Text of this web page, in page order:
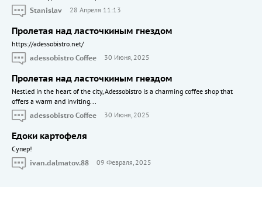
Stanislav
28 Апреля 11:13
Пролетая над ласточкиным гнездом
https://adessobistro.net/
adessobistro Coffee
30 Июня, 2025
Пролетая над ласточкиным гнездом
Nestled in the heart of the city, Adessobistro is a charming coffee shop that
offers a warm and inviting...
adessobistro Coffee
30 Июня, 2025
Едоки картофеля
Cупер!
ivan.dalmatov.88
09 Февраля, 2025